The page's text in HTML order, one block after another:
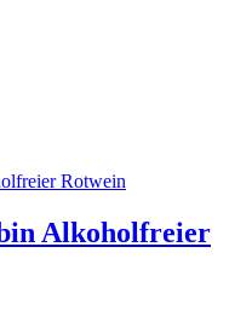
Alkoholfreier